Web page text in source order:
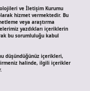
ve İletişim Kurumu
hizmet vermektedir. Bu
veya araştırma
yazdıkları içeriklerin
bu sorumluluğu kabul
düşündüğünüz içerikleri,
halinde, ilgili içerikler